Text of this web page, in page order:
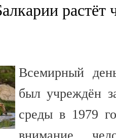
растёт
Всемирный
был учреждён
среды в 1979